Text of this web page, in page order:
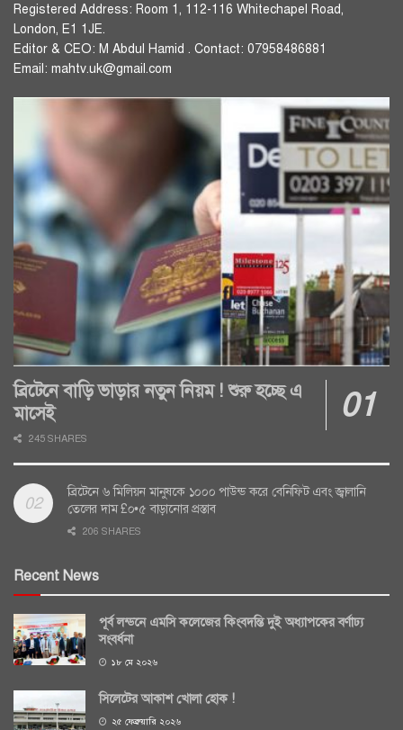
Registered Address: Room 1, 112-116 Whitechapel Road,
London, E1 1JE.
Editor & CEO: M Abdul Hamid . Contact: 07958486881
Email: mahtv.uk@gmail.com
ব্রিটেনে বাড়ি ভাড়ার নতুন নিয়ম ! শুরু হচ্ছে এ
মাসেই
245 SHARES
ব্রিটেনে ৬ মিলিয়ন মানুষকে ১০০০ পাউন্ড করে বেনিফিট এবং জ্বালানি
তেলের দাম £০•৫ বাড়ানোর প্রস্তাব
206 SHARES
Recent News
পূর্ব লন্ডনে এমসি কলেজের কিংবদন্তি দুই অধ্যাপকের বর্ণাঢ্য
সংবর্ধনা
১৮ মে ২০২৬
সিলেটের আকাশ খোলা হোক !
২৫ ফেব্রুয়ারি ২০২৬